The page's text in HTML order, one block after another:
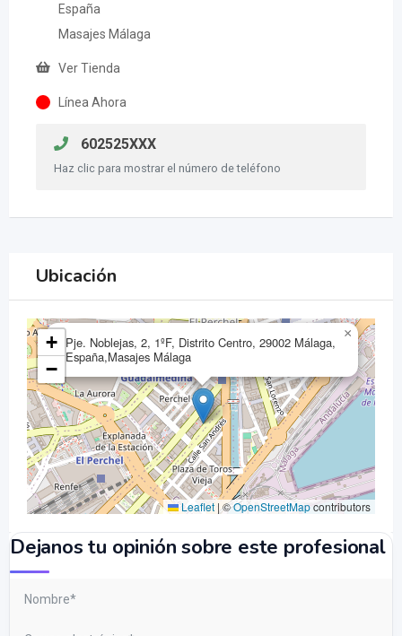
España
Masajes Málaga
Ver Tienda
Línea Ahora
602525XXX
Haz clic para mostrar el número de teléfono
Ubicación
Pje. Noblejas, 2, 1ºF, Distrito Centro, 29002 Málaga,
España,Masajes Málaga
×
+
−
Leaflet | ©OpenStreetMapcontributors
Dejanos tu opinión sobre este profesional